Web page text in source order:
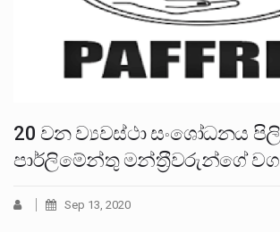
20 වන ව්‍යවස්ථා සංශෝධනය
පාර්ලිමේන්තු මන්ත‍්‍රීවරුන්ගේ
Sep 13, 2020